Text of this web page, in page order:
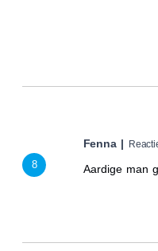
8
Fenna |
Aardige man